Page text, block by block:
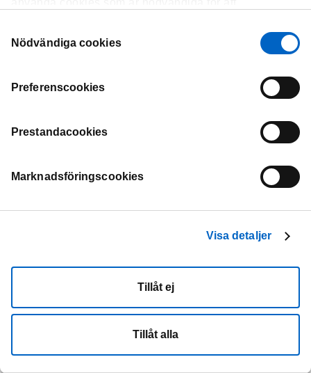
och anpassa vår webbplats. Du kan när som helst visa,
ändra eller återkalla ditt samtycke genom att klicka på
Nödvändiga cookies
Preferenscookies
Prestandacookies
Marknadsföringscookies
Visa detaljer
Tillåt alla
Tillåt ej